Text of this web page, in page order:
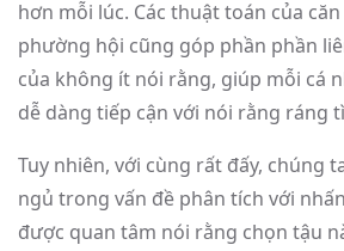
hơn mỗi lúc. Các thuật toán của
phường hội cũng góp phần phần
của không ít nói rằng, giúp mỗi cá
dễ dàng tiếp cận với nói rằng ráng
Tuy nhiên, với cùng rất đấy, chúng
ngủ trong vấn đề phân tích với
được quan tâm nói rằng chọn tậu